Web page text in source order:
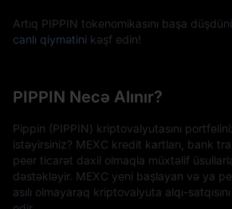
Artıq PIPPIN tokenomikasını başa
canlı qiymətini kəşf edin!
PIPPIN Necə Alınır?
Pippin (PIPPIN) kriptovalyutasını
istəyirsiniz? MEXC kredit kartları, bank
peer ticarət daxil olmaqla müxtəlif
dəstəkləyir. MEXC yeni başlayan və ya
asılı olmayaraq kriptovalyuta alqı-